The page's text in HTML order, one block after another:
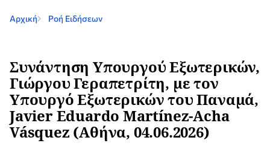
Αρχική Ροή Ειδήσεων
Συνάντηση Υπουργού Εξωτερικών,
Γιώργου Γεραπετρίτη, με τον
Υπουργό Εξωτερικών του Παναμά,
Javier Eduardo Martínez-Acha
Vásquez (Αθήνα, 04.06.2026)